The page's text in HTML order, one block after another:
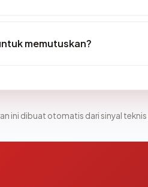
memutuskan?
ini dibuat otomatis dari sinyal